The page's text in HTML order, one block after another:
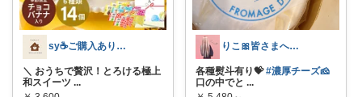
sy☕️ご購入ありがとうございます😌
＼ おうちで贅沢！とろける極上
和スイーツ ...
りこ🎀皆さまへ心から感謝🩶
各種熨斗有り💝#濃厚チーズ🧀
口の中でと ...